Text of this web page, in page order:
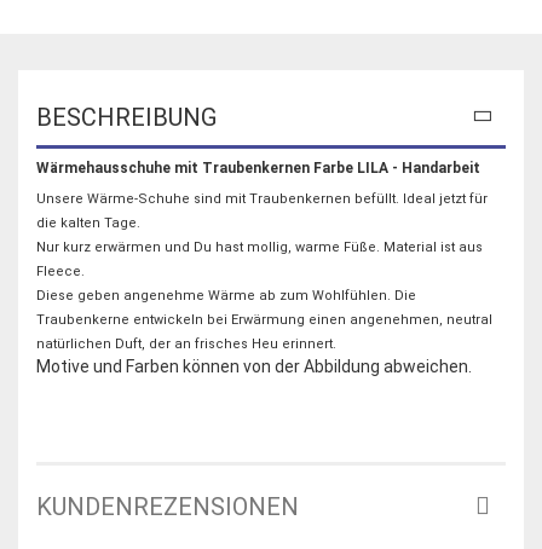
BESCHREIBUNG
Wärmehausschuhe mit Traubenkernen Farbe LILA - Handarbeit
Unsere Wärme-Schuhe sind mit Traubenkernen befüllt. Ideal jetzt für
die kalten Tage.
Nur kurz erwärmen und Du hast mollig, warme Füße. Material ist aus
Fleece.
Diese geben angenehme Wärme ab zum Wohlfühlen. Die
Traubenkerne entwickeln bei Erwärmung einen angenehmen, neutral
natürlichen Duft, der an frisches Heu erinnert.
Motive und Farben können von der Abbildung abweichen.
KUNDENREZENSIONEN